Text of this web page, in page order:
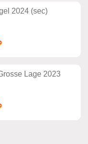
2024 (sec)
Lage 2023